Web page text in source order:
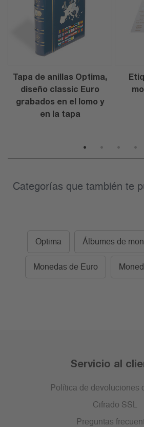
Tapa de anillas Optima,
diseño classic Euro
grabados en el lomo y
en la tapa
Categorías que también te
Optima Álbumes de
Monedas de Euro
Servicio al
Política de devoluciones
Cifrado SSL
Preguntas